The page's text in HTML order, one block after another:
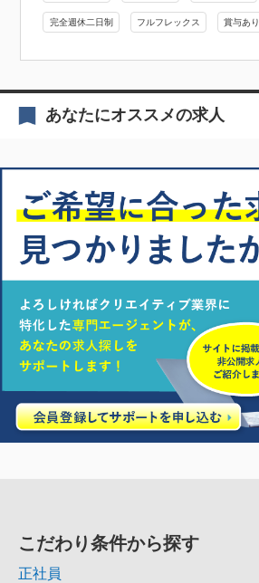
完全週休二日制 フルフレックス 賞与あり
あなたにオススメの求人
こだわり条件から探す
正社員